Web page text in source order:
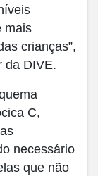
mais
crianças”,
da DIVE.
C,
necessário
que não